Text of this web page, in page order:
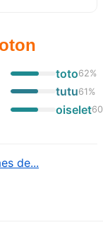
toto62%
tutu61 %
oiselet60
de...